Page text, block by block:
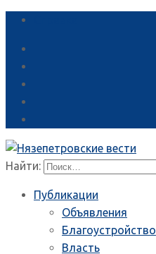
Найти:
Публикации
Объявления
Благоустройство
Власть